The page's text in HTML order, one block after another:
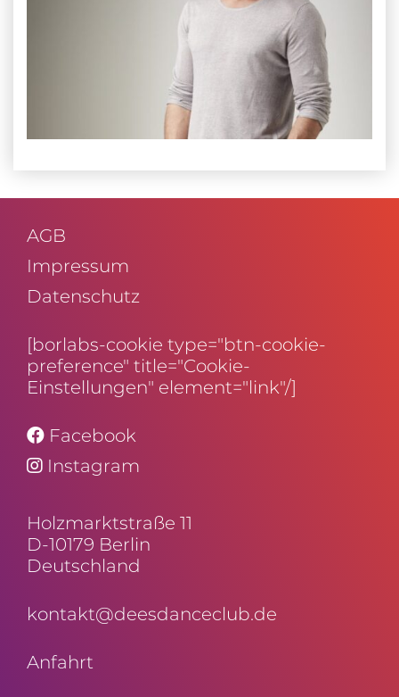
AGB
Impressum
Daten­schutz
[borlabs-cookie type="btn-cookie-
preference" title="Cookie-
Einstellungen" element="link"/]
Facebook
Instagram
Holz­markt­straße 11
D-10179 Berlin
Deutschland
kontakt@deesdanceclub.de
Anfahrt